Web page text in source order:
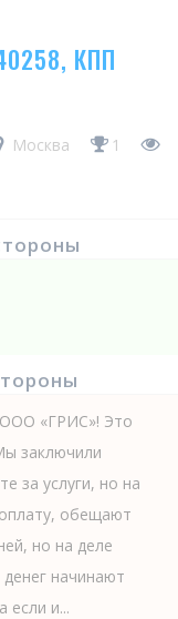
КПП
Москва
1
«ГРИС»! Это
заключили
за услуги, но на
обещают
но на деле
начинают
если и...